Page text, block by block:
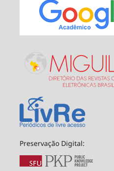
Preservação Digital: